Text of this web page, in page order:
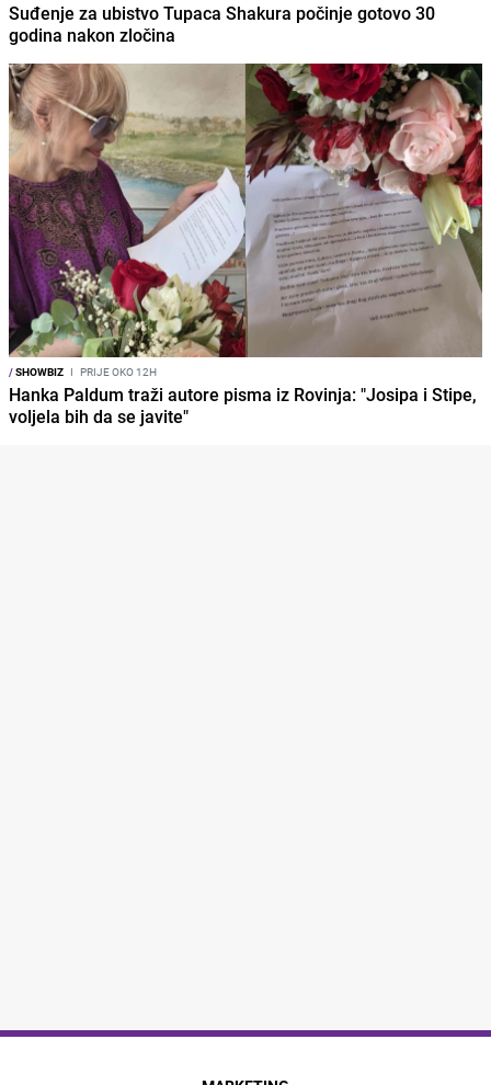
Suđenje za ubistvo Tupaca Shakura počinje gotovo 30
godina nakon zločina
/SHOWBIZ I PRIJE OKO 12H
Hanka Paldum traži autore pisma iz Rovinja: "Josipa i Stipe,
voljela bih da se javite"